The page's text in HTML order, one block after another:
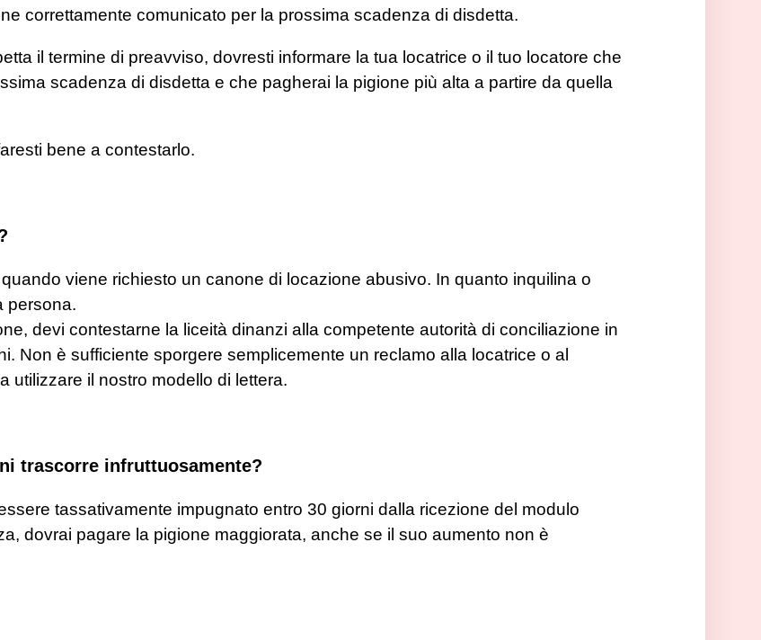
correttamente comunicato per la prossima scadenza di disdetta.
il termine di preavviso, dovresti informare la tua locatrice o il tuo locatore che
scadenza di disdetta e che pagherai la pigione più alta a partire da quella
bene a contestarlo.
viene richiesto un canone di locazione abusivo. In quanto inquilina o
persona.
devi contestarne la liceità dinanzi alla competente autorità di conciliazione in
Non è sufficiente sporgere semplicemente un reclamo alla locatrice o al
utilizzare il nostro modello di lettera.
trascorre infruttuosamente?
tassativamente impugnato entro 30 giorni dalla ricezione del modulo
dovrai pagare la pigione maggiorata, anche se il suo aumento non è